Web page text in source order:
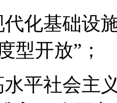
代化基础设
型开放”；
水平社会主